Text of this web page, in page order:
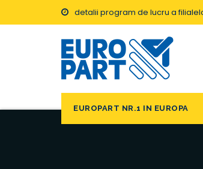
detalii program de lucru a
EUROPART NR.1 IN EUROPA